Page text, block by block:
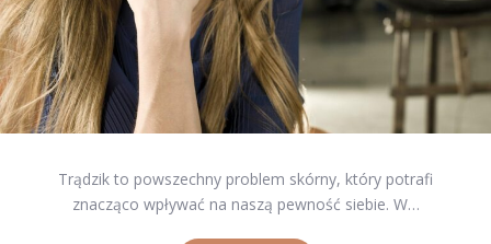
Trądzik to powszechny problem skórny, który potrafi
znacząco wpływać na naszą pewność siebie. W…